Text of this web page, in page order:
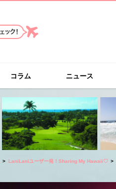
コラム ニュース
LaniLaniユーザー発！Sharing My Hawaii♡